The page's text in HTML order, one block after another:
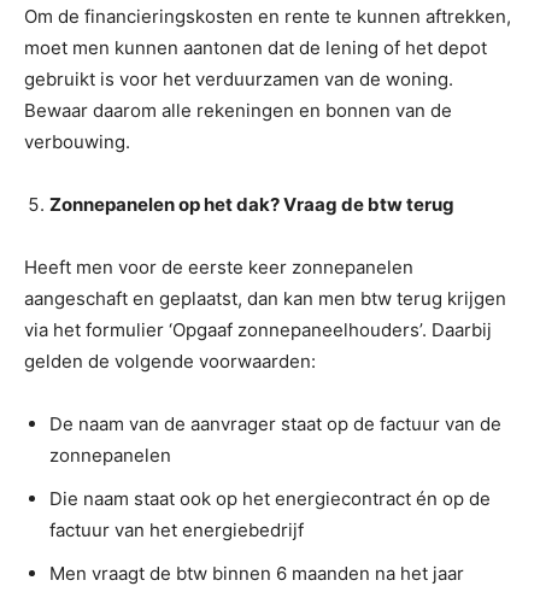
Om de financieringskosten en rente te kunnen aftrekken,
moet men kunnen aantonen dat de lening of het depot
gebruikt is voor het verduurzamen van de woning.
Bewaar daarom alle rekeningen en bonnen van de
verbouwing.
Zonnepanelen op het dak? Vraag de btw terug
Heeft men voor de eerste keer zonnepanelen
aangeschaft en geplaatst, dan kan men btw terug krijgen
via het formulier ‘Opgaaf zonnepaneelhouders’. Daarbij
gelden de volgende voorwaarden:
De naam van de aanvrager staat op de factuur van de
zonnepanelen
Die naam staat ook op het energiecontract én op de
factuur van het energiebedrijf
Men vraagt de btw binnen 6 maanden na het jaar